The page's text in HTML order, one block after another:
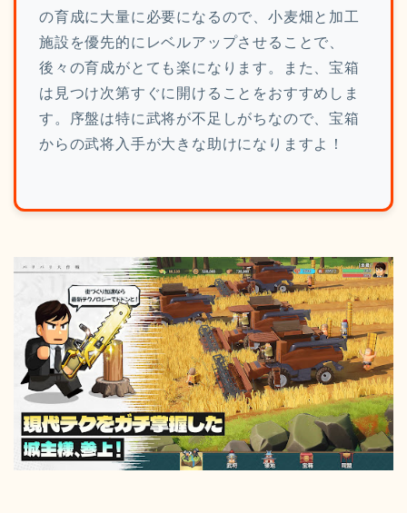
の育成に大量に必要になるので、小麦畑と加工
施設を優先的にレベルアップさせることで、
後々の育成がとても楽になります。また、宝箱
は見つけ次第すぐに開けることをおすすめしま
す。序盤は特に武将が不足しがちなので、宝箱
からの武将入手が大きな助けになりますよ！